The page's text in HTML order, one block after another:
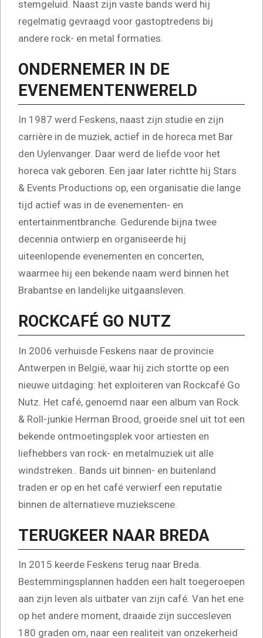
stemgeluid. Naast zijn vaste bands werd hij
regelmatig gevraagd voor gastoptredens bij
andere rock- en metal formaties.
ONDERNEMER IN DE
EVENEMENTENWERELD
In 1987 werd Feskens, naast zijn studie en zijn
carrière in de muziek, actief in de horeca met Bar
den Uylenvanger. Daar werd de liefde voor het
horeca vak geboren. Een jaar later richtte hij Stars
& Events Productions op, een organisatie die lange
tijd actief was in de evenementen- en
entertainmentbranche. Gedurende bijna twee
decennia ontwierp en organiseerde hij
uiteenlopende evenementen en concerten,
waarmee hij een bekende naam werd binnen het
Brabantse en landelijke uitgaansleven.
ROCKCAFÉ GO NUTZ
In 2006 verhuisde Feskens naar de provincie
Antwerpen in België, waar hij zich stortte op een
nieuwe uitdaging: het exploiteren van Rockcafé Go
Nutz. Het café, genoemd naar een album van Rock
& Roll-junkie Herman Brood, groeide snel uit tot een
bekende ontmoetingsplek voor artiesten en
liefhebbers van rock- en metalmuziek uit alle
windstreken.. Bands uit binnen- en buitenland
traden er op en het café verwierf een reputatie
binnen de alternatieve muziekscene.
TERUGKEER NAAR BREDA
In 2015 keerde Feskens terug naar Breda.
Bestemmingsplannen hadden een halt toegeroepen
aan zijn leven als uitbater van zijn café. Van het ene
op het andere moment, draaide zijn succesleven
180 graden om, naar een realiteit van onzekerheid